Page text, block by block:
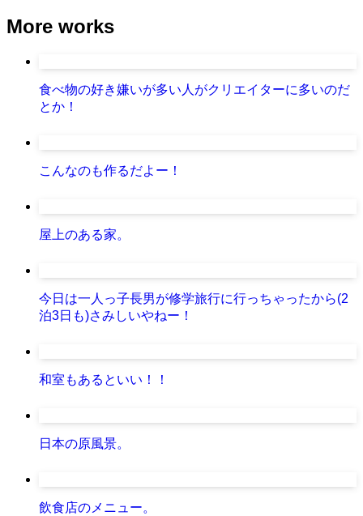
More works
食べ物の好き嫌いが多い人がクリエイターに多いのだ
とか！
こんなのも作るだよー！
屋上のある家。
今日は一人っ子長男が修学旅行に行っちゃったから(2
泊3日も)さみしいやねー！
和室もあるといい！！
日本の原風景。
飲食店のメニュー。